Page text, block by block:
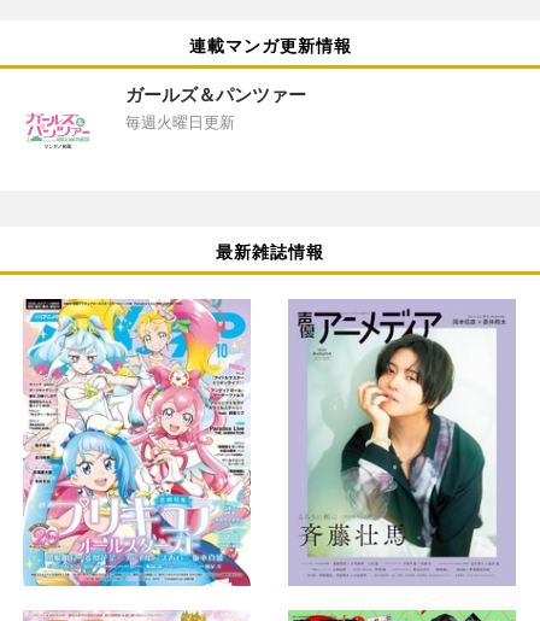
連載マンガ更新情報
ガールズ＆パンツァー
毎週火曜日更新
最新雑誌情報